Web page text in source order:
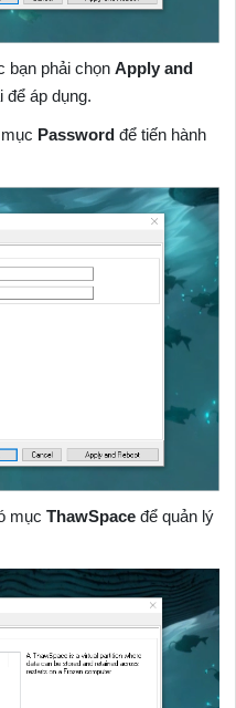
bạn phải chọnApply and
để áp dụng.
Password để tiến hành
mụcThawSpace để quản lý